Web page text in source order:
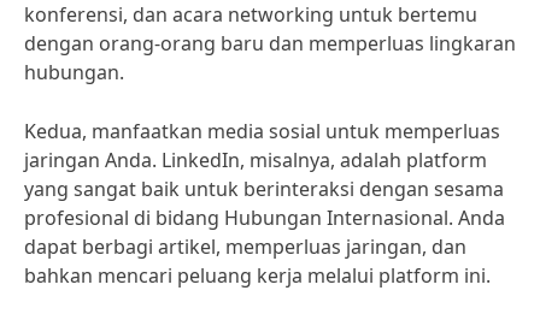
konferensi, dan acara networking untuk bertemu
dengan orang-orang baru dan memperluas lingkaran
hubungan.
Kedua, manfaatkan media sosial untuk memperluas
jaringan Anda. LinkedIn, misalnya, adalah platform
yang sangat baik untuk berinteraksi dengan sesama
profesional di bidang Hubungan Internasional. Anda
dapat berbagi artikel, memperluas jaringan, dan
bahkan mencari peluang kerja melalui platform ini.